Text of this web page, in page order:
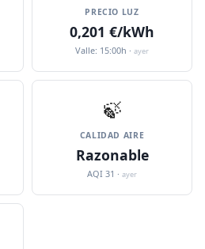
PRECIO LUZ
0,201 €/kWh
Valle: 15:00h · ayer
🍃
CALIDAD AIRE
Razonable
AQI 31 · ayer